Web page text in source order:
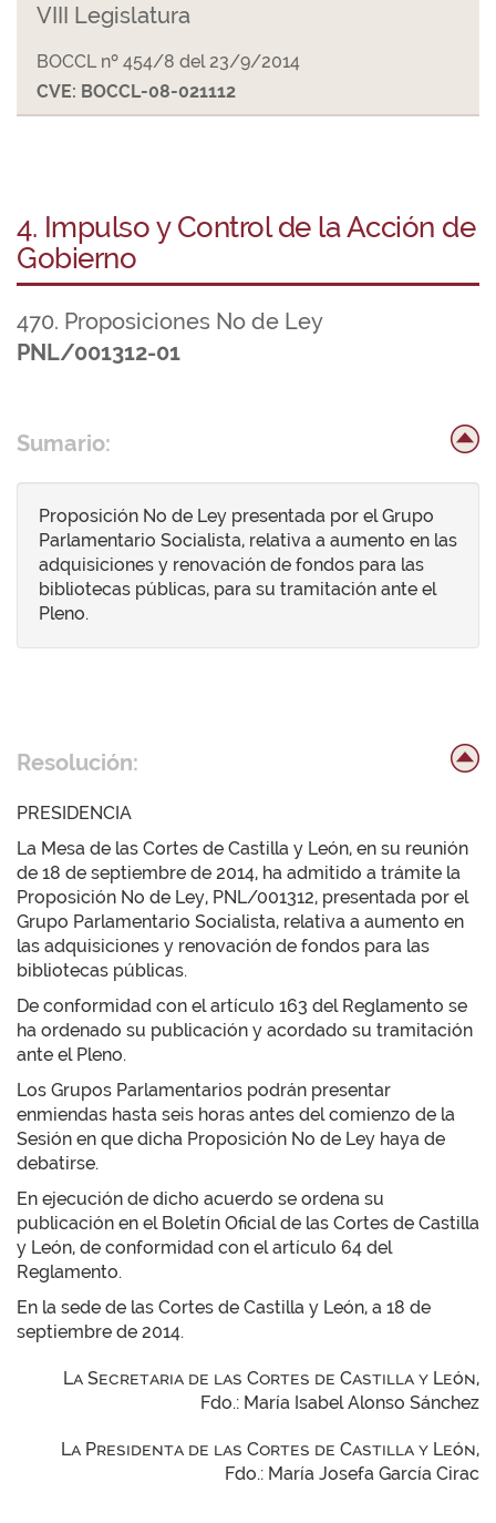
VIII Legislatura
BOCCL nº 454/8 del 23/9/2014
CVE: BOCCL-08-021112
4. Impulso y Control de la Acción de
Gobierno
470. Proposiciones No de Ley
PNL/001312-01
Sumario:
Proposición No de Ley presentada por el Grupo
Parlamentario Socialista, relativa a aumento en las
adquisiciones y renovación de fondos para las
bibliotecas públicas, para su tramitación ante el
Pleno.
Resolución:
PRESIDENCIA
La Mesa de las Cortes de Castilla y León, en su reunión
de 18 de septiembre de 2014, ha admitido a trámite la
Proposición No de Ley, PNL/001312, presentada por el
Grupo Parlamentario Socialista, relativa a aumento en
las adquisiciones y renovación de fondos para las
bibliotecas públicas.
De conformidad con el artículo 163 del Reglamento se
ha ordenado su publicación y acordado su tramitación
ante el Pleno.
Los Grupos Parlamentarios podrán presentar
enmiendas hasta seis horas antes del comienzo de la
Sesión en que dicha Proposición No de Ley haya de
debatirse.
En ejecución de dicho acuerdo se ordena su
publicación en el Boletín Oficial de las Cortes de Castilla
y León, de conformidad con el artículo 64 del
Reglamento.
En la sede de las Cortes de Castilla y León, a 18 de
septiembre de 2014.
La Secretaria de las Cortes de Castilla y León,
Fdo.: María Isabel Alonso Sánchez
La Presidenta de las Cortes de Castilla y León,
Fdo.: María Josefa García Cirac